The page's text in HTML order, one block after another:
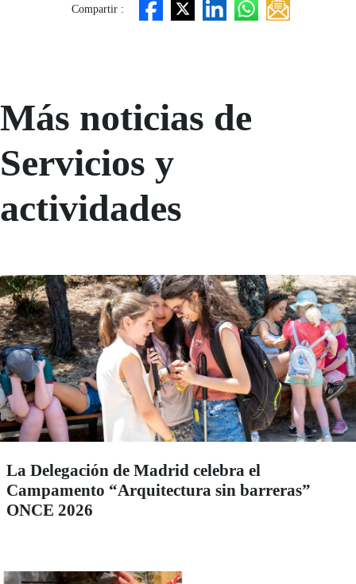
Compartir :
Más noticias de
Servicios y
actividades
La Delegación de Madrid celebra el
Campamento “Arquitectura sin barreras”
ONCE 2026